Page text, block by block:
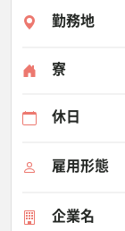
勤務地
寮
休日
雇用形態
企業名